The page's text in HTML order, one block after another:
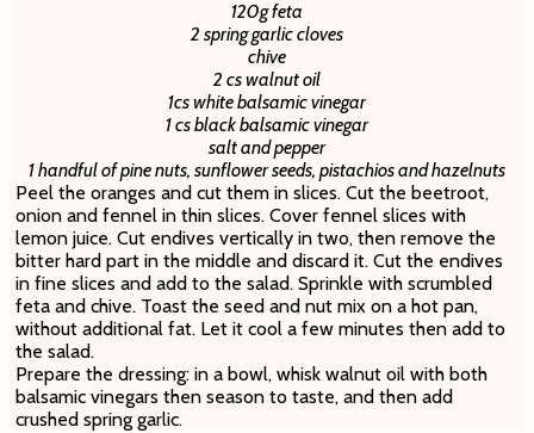
120g feta
2 spring garlic cloves
chive
2 cs walnut oil
1cs white balsamic vinegar
1 cs black balsamic vinegar
salt and pepper
1 handful of pine nuts, sunflower seeds, pistachios and hazelnuts
Peel the oranges and cut them in slices. Cut the beetroot,
onion and fennel in thin slices. Cover fennel slices with
lemon juice. Cut endives vertically in two, then remove the
bitter hard part in the middle and discard it. Cut the endives
in fine slices and add to the salad. Sprinkle with scrumbled
feta and chive. Toast the seed and nut mix on a hot pan,
without additional fat. Let it cool a few minutes then add to
the salad.
Prepare the dressing: in a bowl, whisk walnut oil with both
balsamic vinegars then season to taste, and then add
crushed spring garlic.